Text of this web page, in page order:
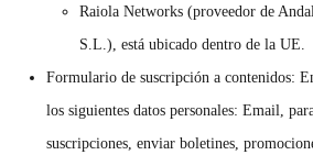
Raiola Networks (proveedor de
S.L.), está ubicado dentro de la UE.
Formulario de suscripción a contenidos:
los siguientes datos personales: Email,
suscripciones, enviar boletines,